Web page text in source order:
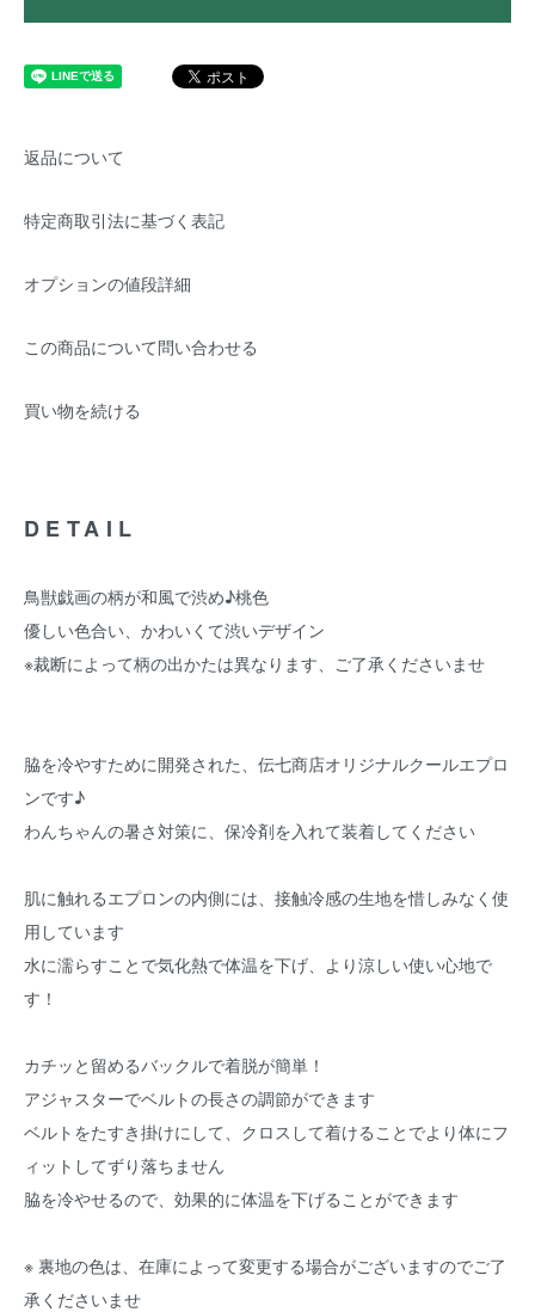
返品について
特定商取引法に基づく表記
オプションの値段詳細
この商品について問い合わせる
買い物を続ける
DETAIL
鳥獣戯画の柄が和風で渋め♪桃色
優しい色合い、かわいくて渋いデザイン
※裁断によって柄の出かたは異なります、ご了承くださいませ
脇を冷やすために開発された、伝七商店オリジナルクールエプロ
ンです♪
わんちゃんの暑さ対策に、保冷剤を入れて装着してください
肌に触れるエプロンの内側には、接触冷感の生地を惜しみなく使
用しています
水に濡らすことで気化熱で体温を下げ、より涼しい使い心地で
す！
カチッと留めるバックルで着脱が簡単！
アジャスターでベルトの長さの調節ができます
ベルトをたすき掛けにして、クロスして着けることでより体にフ
ィットしてずり落ちません
脇を冷やせるので、効果的に体温を下げることができます
※ 裏地の色は、在庫によって変更する場合がございますのでご了
承くださいませ